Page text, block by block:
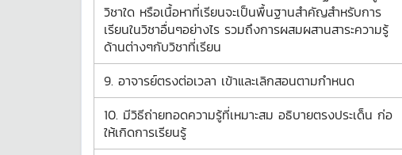
วิชาใด หรือเนื้อหาที่เรียนจะเป็นพื้นฐานสำคัญสำหรับการ
เรียนในวิชาอื่นๆอย่างไร รวมถึงการผสมผสานสาระความรู้
ด้านต่างๆกับวิชาที่เรียน
9. อาจารย์ตรงต่อเวลา เข้าและเลิกสอนตามกำหนด
10. มีวิธีถ่ายทอดความรู้ที่เหมาะสม อธิบายตรงประเด็น ก่อ
ให้เกิดการเรียนรู้